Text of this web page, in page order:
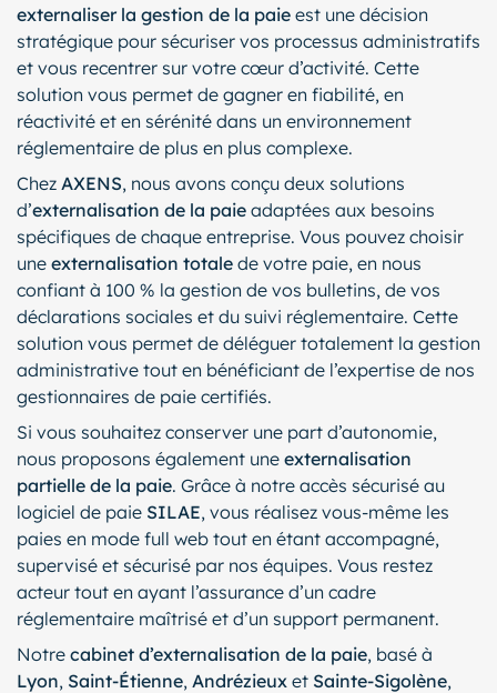
externaliser la gestion de la paie est une décision
stratégique pour sécuriser vos processus administratifs
et vous recentrer sur votre cœur d’activité. Cette
solution vous permet de gagner en fiabilité, en
réactivité et en sérénité dans un environnement
réglementaire de plus en plus complexe.
Chez AXENS, nous avons conçu deux solutions
d’externalisation de la paie adaptées aux besoins
spécifiques de chaque entreprise. Vous pouvez choisir
une externalisation totale de votre paie, en nous
confiant à 100 % la gestion de vos bulletins, de vos
déclarations sociales et du suivi réglementaire. Cette
solution vous permet de déléguer totalement la gestion
administrative tout en bénéficiant de l’expertise de nos
gestionnaires de paie certifiés.
Si vous souhaitez conserver une part d’autonomie,
nous proposons également une externalisation
partielle de la paie. Grâce à notre accès sécurisé au
logiciel de paie SILAE, vous réalisez vous-même les
paies en mode full web tout en étant accompagné,
supervisé et sécurisé par nos équipes. Vous restez
acteur tout en ayant l’assurance d’un cadre
réglementaire maîtrisé et d’un support permanent.
Notre cabinet d’externalisation de la paie, basé à
Lyon, Saint-Étienne, Andrézieux et Sainte-Sigolène,